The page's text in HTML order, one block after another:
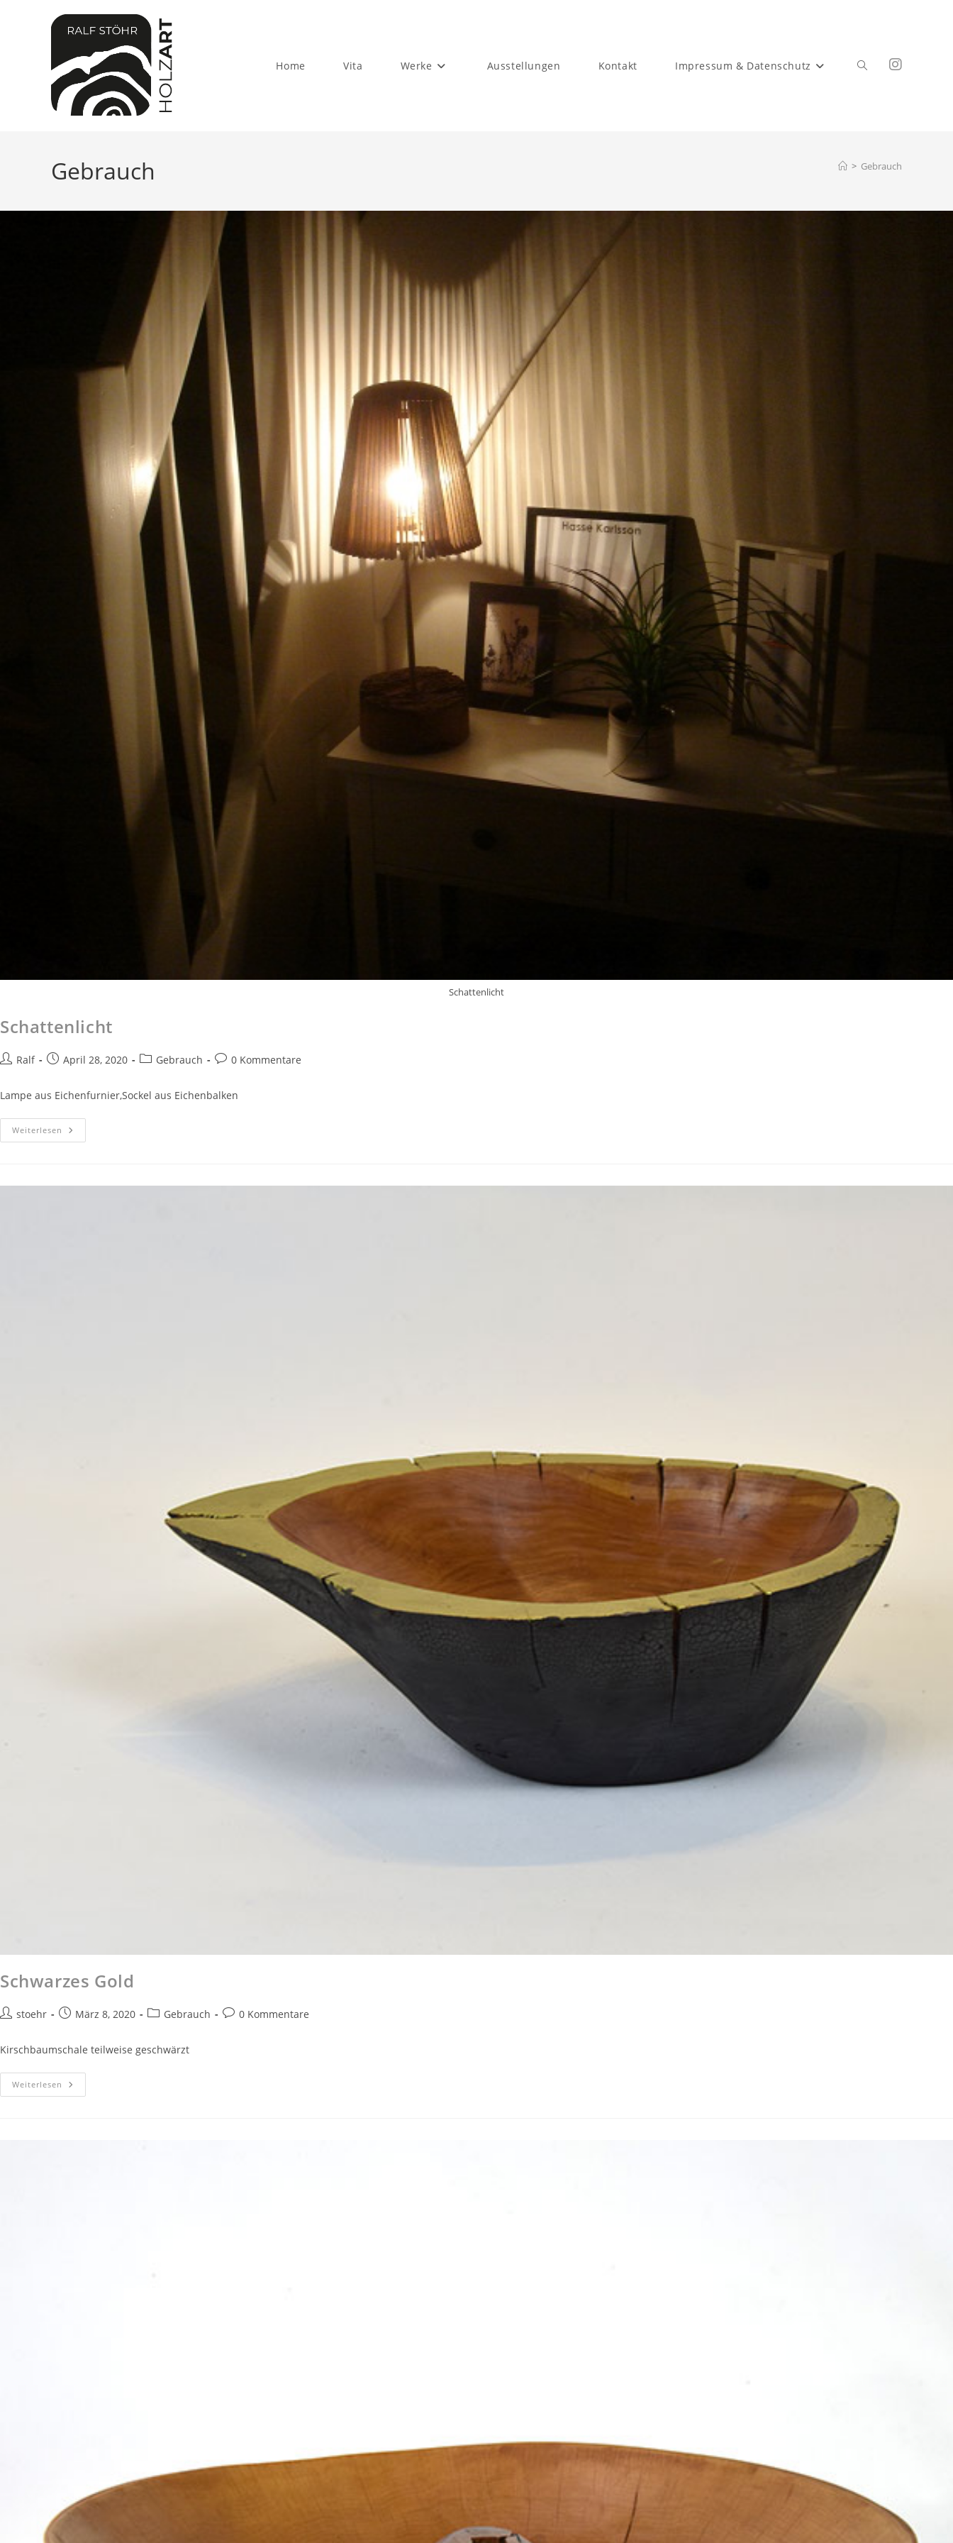
Home Vita Werke Ausstellungen Kontakt Impressum & Datenschutz
Gebrauch > Gebrauch
Schattenlicht
Schattenlicht
Ralf April 28, 2020 Gebrauch 0 Kommentare
Lampe aus Eichenfurnier,Sockel aus Eichenbalken
Weiterlesen
Schwarzes Gold
stoehr März 8, 2020 Gebrauch 0 Kommentare
Kirschbaumschale teilweise geschwärzt
Weiterlesen